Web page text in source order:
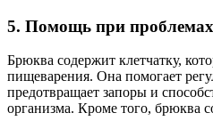
5. Помощь при
Брюква содержит клетчатку,
пищеварения. Она помогает
предотвращает запоры и
организма. Кроме того, брюква